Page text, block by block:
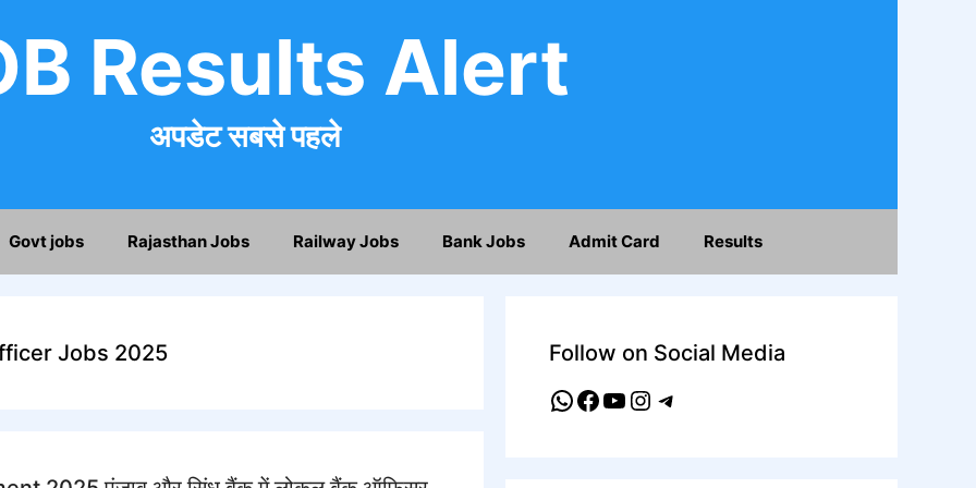
Results Alert
अपडेट सबसे पहले
Govt jobs Rajasthan Jobs Railway Jobs Bank Jobs Admit Card Results
Jobs 2025 Follow on Social Media
WhatsApp
Facebook
YouTube
Instagram
Telegram